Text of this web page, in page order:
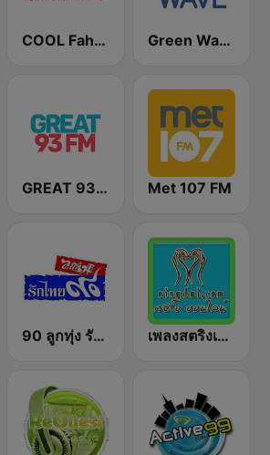
COOL Fahrenheit 93 FM Green Wave 106.5 FM
GREAT 93 | ONLINE Met 107 FM
90 ลูกทุ่ง รักไทย เพลงสตริงเก่า Eingdoi Radio